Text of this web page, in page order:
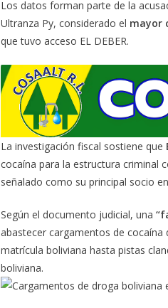
Los datos forman parte de la
Ultranza Py, considerado el mayor
que tuvo acceso EL DEBER.
La investigación fiscal sostiene que
cocaína para la estructura criminal
señalado como su principal socio
Según el documento judicial, una
abastecer cargamentos de
matrícula boliviana hasta pistas
boliviana.